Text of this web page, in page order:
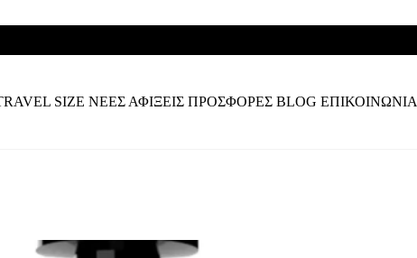
SIZE ΝΕΕΣ ΑΦΙΞΕΙΣ ΠΡΟΣΦΟΡΕΣ BLOG ΕΠΙΚΟΙΝΩΝΙΑ